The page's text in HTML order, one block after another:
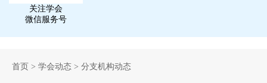
关注学会
微信服务号
首页 > 学会动态 > 分支机构动态